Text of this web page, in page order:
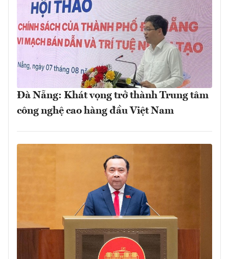
Đà Nẵng: Khát vọng trở thành Trung tâm
công nghệ cao hàng đầu Việt Nam